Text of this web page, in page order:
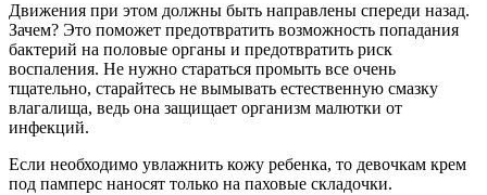
Движения при этом должны быть направлены спереди назад.
Зачем? Это поможет предотвратить возможность попадания
бактерий на половые органы и предотвратить риск
воспаления. Не нужно стараться промыть все очень
тщательно, старайтесь не вымывать естественную смазку
влагалища, ведь она защищает организм малютки от
инфекций.
Если необходимо увлажнить кожу ребенка, то девочкам крем
под памперс наносят только на паховые складочки.